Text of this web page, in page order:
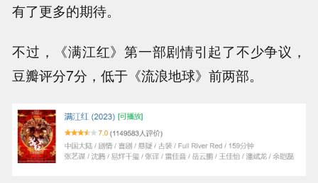
有了更多的期待。
不过，《满江红》第一部剧情引起了不少争议，
豆瓣评分7分，低于《流浪地球》前两部。